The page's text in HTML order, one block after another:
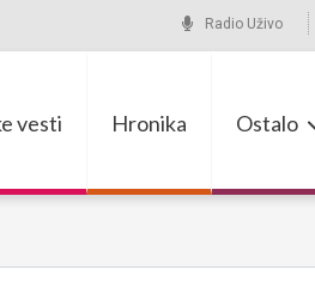
Radio Uživo
vesti Hronika Ostalo